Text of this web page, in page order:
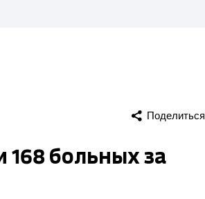
Поделиться
168 больных за